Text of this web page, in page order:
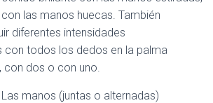
las manos huecas. También
diferentes intensidades
con todos los dedos en la palma
con dos o con uno.
manos (juntas o alternadas)